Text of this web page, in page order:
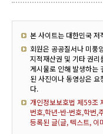
본 사이트는 대한민국
회원은 공공질서나 미풍
지적재산권 및 기타 권
게시물로 인해 발생하는
된 사진이나 동영상은
다.
개인정보보호법 제59조
번호,학년-반-번호,학번,
등록된 글(글, 텍스트, 이